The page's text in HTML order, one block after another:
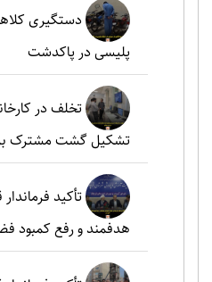
دستگیری
پلیسی در پاکدشت
تخلف در
تشکیل گشت مشترک
تأکید
هدفمند و رفع کمبود